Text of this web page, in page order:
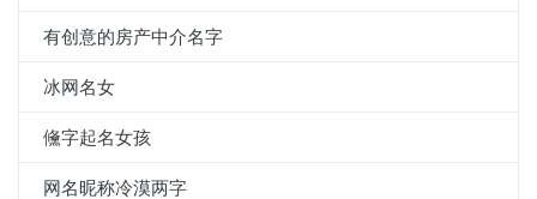
有创意的房产中介名字
冰网名女
儵字起名女孩
网名昵称冷漠两字